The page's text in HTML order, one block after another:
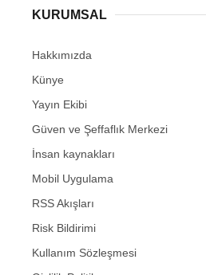
KURUMSAL
Hakkımızda
Künye
Yayın Ekibi
Güven ve Şeffaflık Merkezi
İnsan kaynakları
Mobil Uygulama
RSS Akışları
Risk Bildirimi
Kullanım Sözleşmesi